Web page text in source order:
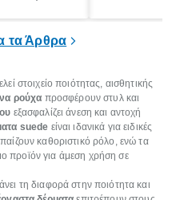
τα Άρθρα
στοιχείο ποιότητας, αισθητικής
ρούχα προσφέρουν στυλ και
εξασφαλίζει άνεση και αντοχή
suede είναι ιδανικά για ειδικές
καθοριστικό ρόλο, ενώ τα
προϊόν για άμεση χρήση σε
τη διαφορά στην ποιότητα και